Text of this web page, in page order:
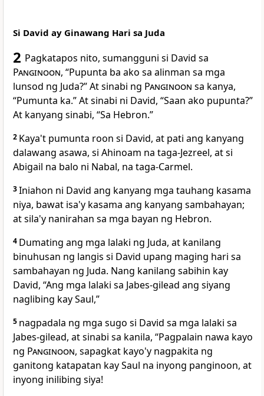
Si David ay Ginawang Hari sa Juda
2 Pagkatapos nito, sumangguni si David sa
Panginoon, “Pupunta ba ako sa alinman sa mga
lunsod ng Juda?” At sinabi ng Panginoon sa kanya,
“Pumunta ka.” At sinabi ni David, “Saan ako pupunta?”
At kanyang sinabi, “Sa Hebron.”
2 Kaya't pumunta roon si David, at pati ang kanyang
dalawang asawa, si Ahinoam na taga-Jezreel, at si
Abigail na balo ni Nabal, na taga-Carmel.
3Iniahon ni David ang kanyang mga tauhang kasama
niya, bawat isa'y kasama ang kanyang sambahayan;
at sila'y nanirahan sa mga bayan ng Hebron.
4 Dumating ang mga lalaki ng Juda, at kanilang
binuhusan ng langis si David upang maging hari sa
sambahayan ng Juda. Nang kanilang sabihin kay
David, “Ang mga lalaki sa Jabes-gilead ang siyang
naglibing kay Saul,”
5 nagpadala ng mga sugo si David sa mga lalaki sa
Jabes-gilead, at sinabi sa kanila, “Pagpalain nawa kayo
ng Panginoon, sapagkat kayo'y nagpakita ng
ganitong katapatan kay Saul na inyong panginoon, at
inyong inilibing siya!